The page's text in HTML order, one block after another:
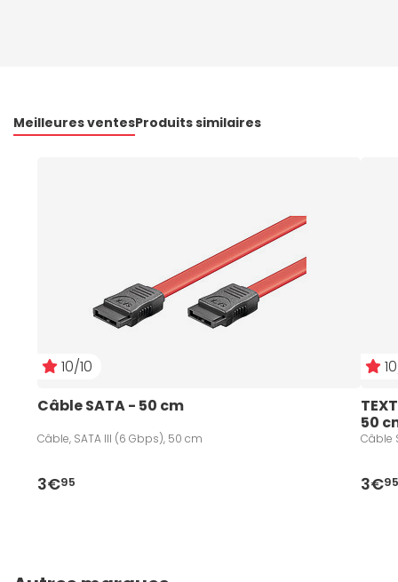
Meilleures ventesProduits similaires
10/10
Câble SATA - 50 cm
Câble, SATA III (6 Gbps), 50 cm
3€95
50
Câble
3€